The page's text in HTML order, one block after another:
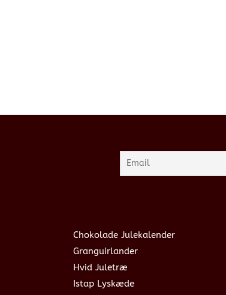
Chokolade Julekalender
Granguirlander
Hvid Juletræ
Istap Lyskæde